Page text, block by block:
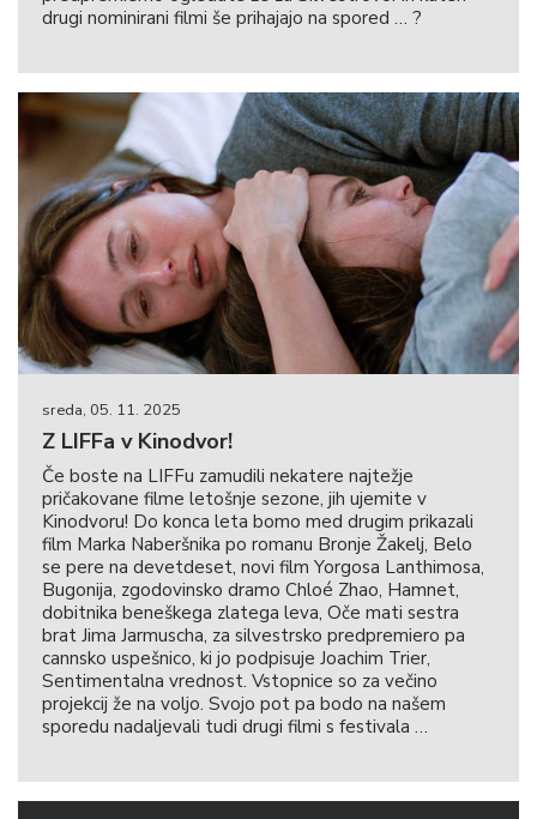
drugi nominirani filmi še prihajajo na spored … ?
sreda, 05. 11. 2025
Z LIFFa v Kinodvor!
Če boste na LIFFu zamudili nekatere najtežje
pričakovane filme letošnje sezone, jih ujemite v
Kinodvoru! Do konca leta bomo med drugim prikazali
film Marka Naberšnika po romanu Bronje Žakelj, Belo
se pere na devetdeset, novi film Yorgosa Lanthimosa,
Bugonija, zgodovinsko dramo Chloé Zhao, Hamnet,
dobitnika beneškega zlatega leva, Oče mati sestra
brat Jima Jarmuscha, za silvestrsko predpremiero pa
cannsko uspešnico, ki jo podpisuje Joachim Trier,
Sentimentalna vrednost. Vstopnice so za večino
projekcij že na voljo. Svojo pot pa bodo na našem
sporedu nadaljevali tudi drugi filmi s festivala …